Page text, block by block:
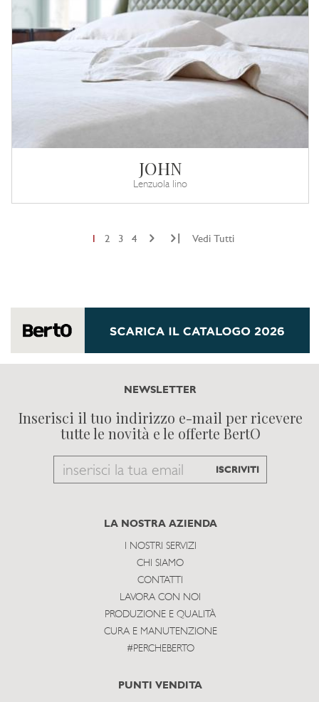
JOHN
Lenzuola lino
2 3 4 Vedi Tutti
NEWSLETTER
Inserisci il tuo indirizzo e-mail per ricevere
tutte le novità e le offerte BertO
Email
subscribe
ISCRIVITI
LA NOSTRA AZIENDA
I NOSTRI SERVIZI
CHI SIAMO
CONTATTI
LAVORA CON NOI
PRODUZIONE E QUALITÀ
CURA E MANUTENZIONE
#PERCHEBERTO
PUNTI VENDITA